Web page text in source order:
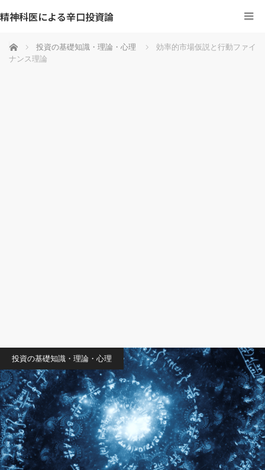
精神科医による辛口投資論
ホーム 投資の基礎知識・理論・心理
効率的市場仮説と行動ファイ
ナンス理論
投資の基礎知識・理論・心理